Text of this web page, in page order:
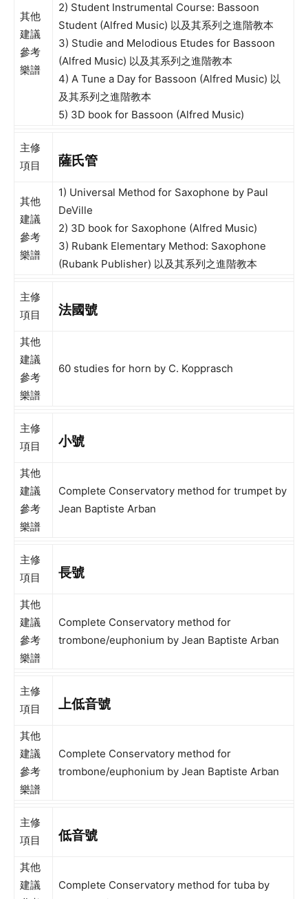
其他
建議
參考
樂譜
2) Student Instrumental Course: Bassoon
Student (Alfred Music) 以及其系列之進階教本
3) Studie and Melodious Etudes for Bassoon
(Alfred Music) 以及其系列之進階教本
4) A Tune a Day for Bassoon (Alfred Music) 以
及其系列之進階教本
5) 3D book for Bassoon (Alfred Music)
主修
項目
薩氏管
其他
建議
參考
樂譜
1) Universal Method for Saxophone by Paul
DeVille
2) 3D book for Saxophone (Alfred Music)
3) Rubank Elementary Method: Saxophone
(Rubank Publisher) 以及其系列之進階教本
主修
項目
法國號
其他
建議
參考
樂譜
60 studies for horn by C. Kopprasch
主修
項目
小號
其他
建議
參考
樂譜
Complete Conservatory method for trumpet by
Jean Baptiste Arban
主修
項目
長號
其他
建議
參考
樂譜
Complete Conservatory method for
trombone/euphonium by Jean Baptiste Arban
主修
項目
上低音號
其他
建議
參考
樂譜
Complete Conservatory method for
trombone/euphonium by Jean Baptiste Arban
主修
項目
低音號
其他
建議
Complete Conservatory method for tuba by